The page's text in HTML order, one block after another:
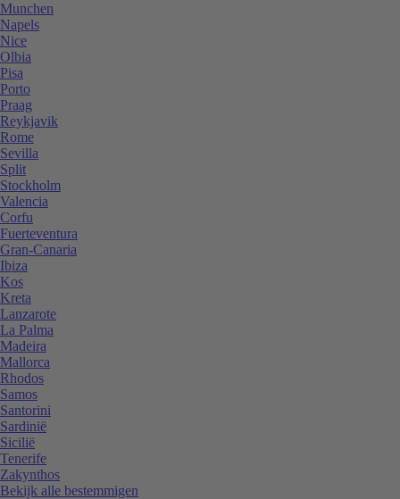
Munchen
Napels
Nice
Olbia
Pisa
Porto
Praag
Reykjavik
Rome
Sevilla
Split
Stockholm
Valencia
Corfu
Fuerteventura
Gran-Canaria
Ibiza
Kos
Kreta
Lanzarote
La Palma
Madeira
Mallorca
Rhodos
Samos
Santorini
Sardinië
Sicilië
Tenerife
Zakynthos
Bekijk alle bestemmigen